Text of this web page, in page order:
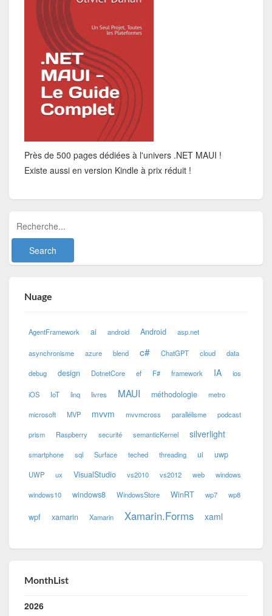
Près de 500 pages dédiées à l'univers .NET MAUI !
Existe aussi en version Kindle à prix réduit !
Nuage
AgentFramework ai android Android asp.net
asynchronisme azure blend c# ChatGPT cloud data
debug design DotnetCore ef F# framework IA ios
iOS IoT linq livres MAUI méthodologie metro
microsoft MVP mvvm mvvmcross parallélisme podcast
prism Raspberry securité semanticKernel silverlight
smartphone sql Surface teched threading ui uwp
UWP ux VisualStudio vs2010 vs2012 web windows
windows10 windows8 WindowsStore WinRT wp7 wp8
wpf xamarin Xamarin Xamarin.Forms xaml
MonthList
2026